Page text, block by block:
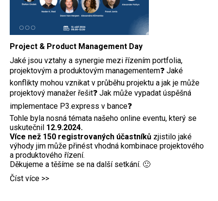
Project & Product Management Day
Jaké jsou vztahy a synergie mezi řízením portfolia,
projektovým a produktovým managementem❓ Jaké
konflikty mohou vznikat v průběhu projektu a jak je může
projektový manažer řešit❓ Jak může vypadat úspěšná
implementace P3.express v bance❓
Tohle byla nosná témata našeho online eventu, který se
uskutečnil 12.9.2024.
Více než 150 registrovaných účastníků zjistilo jaké
výhody jim může přinést vhodná kombinace projektového
a produktového řízení.
Děkujeme a těšíme se na další setkání. 🙂
Číst více >>